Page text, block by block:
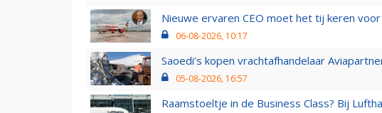
Nieuwe ervaren CEO moet het tij keren
06-08-2026, 10:17
Saoedi’s kopen vrachtafhandelaar
05-08-2026, 16:57
Raamstoeltje in de Business Class? Bij